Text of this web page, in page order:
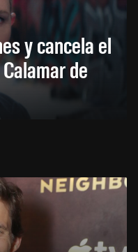
y cancela el
de